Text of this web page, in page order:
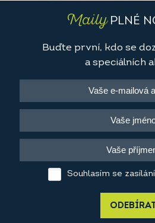
MailyPLNÉ
Buďte první, kdo se
a speciálních
Souhlasím se
ODEBÍRAT